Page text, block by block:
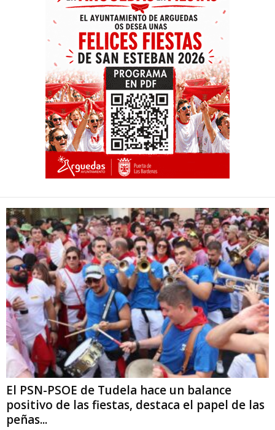
El PSN-PSOE de Tudela hace un balance
positivo de las fiestas, destaca el papel de las
peñas...